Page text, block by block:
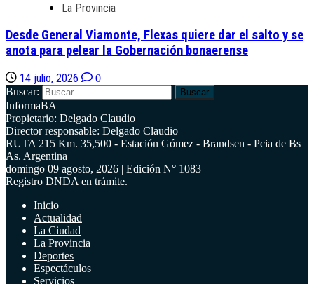
La Provincia
Desde General Viamonte, Flexas quiere dar el salto y se
anota para pelear la Gobernación bonaerense
14 julio, 2026
0
Buscar:
InformaBA
Propietario: Delgado Claudio
Director responsable: Delgado Claudio
RUTA 215 Km. 35,500 - Estación Gómez - Brandsen - Pcia de Bs
As. Argentina
domingo 09 agosto, 2026 | Edición N° 1083
Registro DNDA en trámite.
Inicio
Actualidad
La Ciudad
La Provincia
Deportes
Espectáculos
Servicios